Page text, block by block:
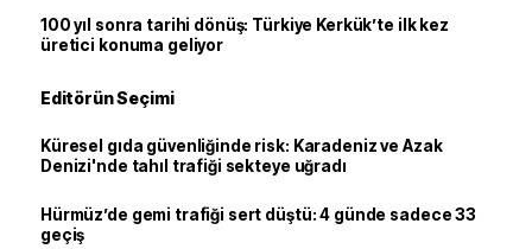
100 yıl sonra tarihi dönüş: Türkiye Kerkük’te ilk kez
üretici konuma geliyor
Editörün Seçimi
Küresel gıda güvenliğinde risk: Karadeniz ve Azak
Denizi'nde tahıl trafiği sekteye uğradı
Hürmüz’de gemi trafiği sert düştü: 4 günde sadece 33
geçiş